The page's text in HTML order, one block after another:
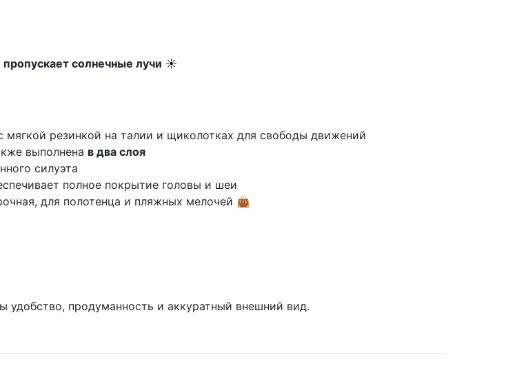
пропускает солнечные лучи ☀️
мягкой резинкой на талии и щиколотках для свободы движений
выполнена в два слоя
силуэта
полное покрытие головы и шеи
для полотенца и пляжных мелочей 👜
продуманность и аккуратный внешний вид.